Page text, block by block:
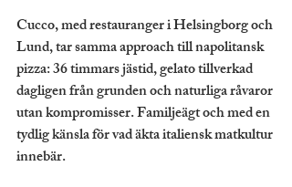
Cucco, med restauranger i Helsingborg och
Lund, tar samma approach till napolitansk
pizza: 36 timmars jästid, gelato tillverkad
dagligen från grunden och naturliga råvaror
utan kompromisser. Familjeägt och med en
tydlig känsla för vad äkta italiensk matkultur
innebär.